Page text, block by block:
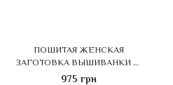
ПОШИТАЯ ЖЕНСКАЯ
ЗАГОТОВКА ВЫШИВАНКИ №
313-ПЖС
975 грн